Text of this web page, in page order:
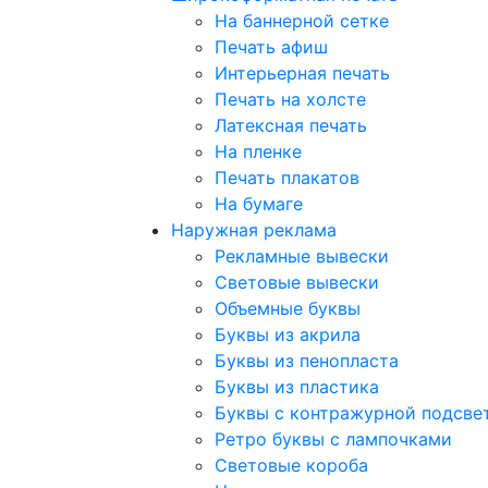
На баннерной сетке
Печать афиш
Интерьерная печать
Печать на холсте
Латексная печать
На пленке
Печать плакатов
На бумаге
Наружная реклама
Рекламные вывески
Световые вывески
Объемные буквы
Буквы из акрила
Буквы из пенопласта
Буквы из пластика
Буквы с контражурной
Ретро буквы с лампочками
Световые короба